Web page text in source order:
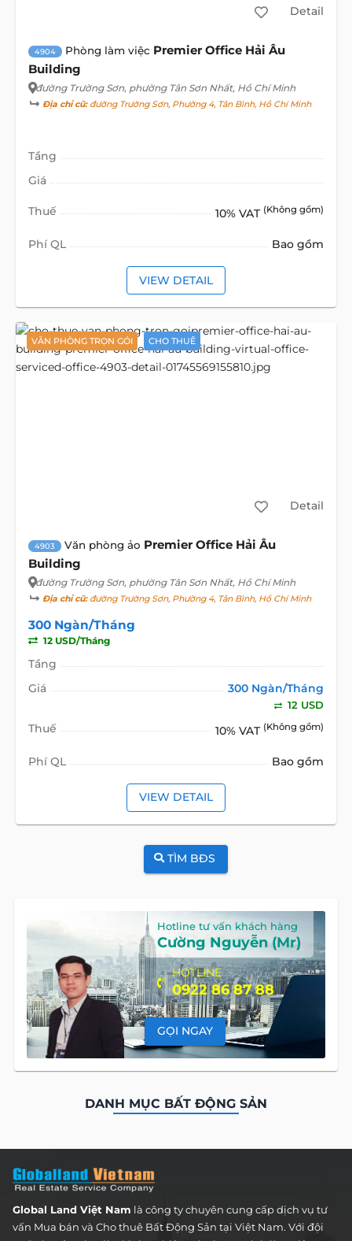
Detail
4904 Phòng làm việc Premier Office Hải Âu
Building
đường Trường Sơn, phường Tân Sơn Nhất, Hồ Chí Minh
Địa chỉ cũ:đường Trường Sơn, Phường 4, Tân Bình, Hồ Chí Minh
Tầng
Giá
Thuế 10% VAT (Không gồm)
Phí QL Bao gồm
VIEW DETAIL
VĂN PHÒNG TRỌN GÓI CHO THUÊ
Detail
4903 Văn phòng ảo Premier Office Hải Âu
Building
đường Trường Sơn, phường Tân Sơn Nhất, Hồ Chí Minh
Địa chỉ cũ:đường Trường Sơn, Phường 4, Tân Bình, Hồ Chí Minh
300 Ngàn/Tháng
12 USD/Tháng
Tầng
Giá
300 Ngàn/Tháng
12 USD
Thuế 10% VAT (Không gồm)
Phí QL Bao gồm
VIEW DETAIL
TÌM BĐS
Hotline tư vấn khách hàng
Cường Nguyễn (Mr)
HOTLINE
0922 86 87 88
GỌI NGAY
DANH MỤC BẤT ĐỘNG SẢN
Global Land Việt Nam là công ty chuyên cung cấp dịch vụ tư
vấn Mua bán và Cho thuê Bất Động Sản tại Việt Nam. Với đội